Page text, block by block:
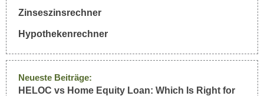
Zinseszinsrechner
Hypothekenrechner
Neueste Beiträge:
HELOC vs Home Equity Loan: Which Is Right for